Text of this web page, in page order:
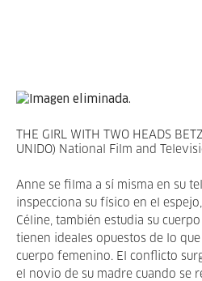
THE GIRL WITH TWO HEADS
UNIDO) National Film and
Anne se filma a sí misma en su
inspecciona su físico en el
Céline, también estudia su
tienen ideales opuestos de lo
cuerpo femenino. El conflicto
el novio de su madre cuando se